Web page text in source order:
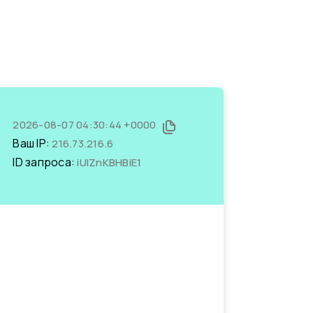
2026-08-07 04:30:44 +0000
Ваш IP:216.73.216.6
ID запроса:iUIZnKBHBiE1